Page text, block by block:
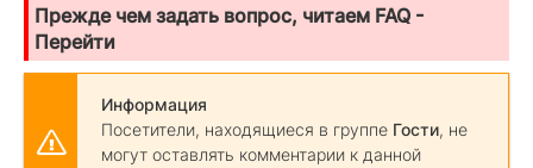
Прежде чем задать вопрос, читаем FAQ -
Перейти
Информация
Посетители, находящиеся в группе Гости, не
могут оставлять комментарии к данной